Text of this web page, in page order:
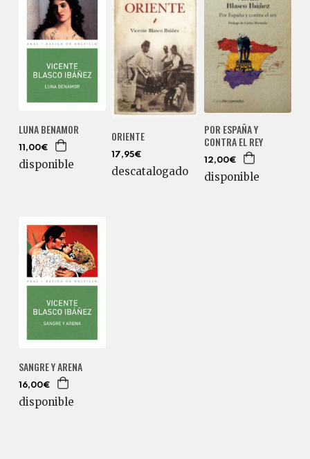
LUNA BENAMOR
11,00€
disponible
ORIENTE
17,95€
descatalogado
POR ESPAÑA Y
CONTRA EL REY
12,00€
disponible
SANGRE Y ARENA
16,00€
disponible